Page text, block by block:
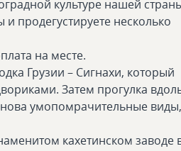
культуре нашей
продегустируете несколько
на месте.
Грузии – Сигнахи, который
Затем прогулка
умопомрачительные виды,
кахетинском заводе